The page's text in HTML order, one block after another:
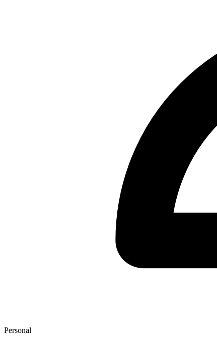
Personal